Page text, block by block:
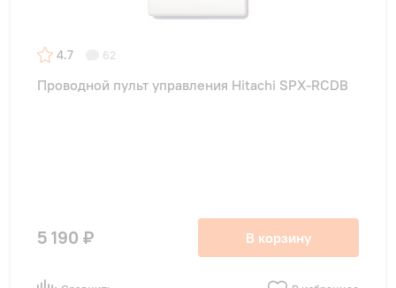
4.7 62
Проводной пульт управления Hitachi SPX-RCDB
5 190 ₽ В корзину